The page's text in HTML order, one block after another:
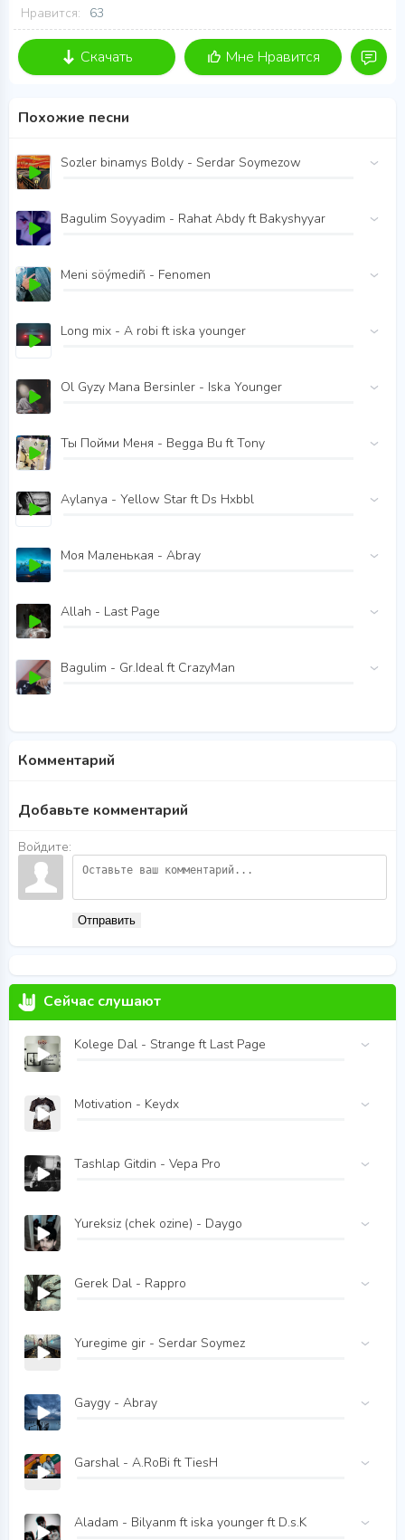
Нравится:
63
Скачать Мне Нравится
Похожие песни
Sozler binamys Boldy - Serdar Soymezow
Bagulim Soyyadim - Rahat Abdy ft Bakyshyyar
Meni söýmediñ - Fenomen
Long mix - A robi ft iska younger
Ol Gyzy Mana Bersinler - Iska Younger
Ты Пойми Меня - Begga Bu ft Tony
Aylanya - Yellow Star ft Ds Hxbbl
Моя Маленькая - Abray
Allah - Last Page
Bagulim - Gr.Ideal ft CrazyMan
Комментарий
Добавьте комментарий
Войдите:
Отправить
Сейчас слушают
Kolege Dal - Strange ft Last Page
Motivation - Keydx
Tashlap Gitdin - Vepa Pro
Yureksiz (chek ozine) - Daygo
Gerek Dal - Rappro
Yuregime gir - Serdar Soymez
Gaygy - Abray
Garshal - A.RoBi ft TiesH
Aladam - Bilyanm ft iska younger ft D.s.K